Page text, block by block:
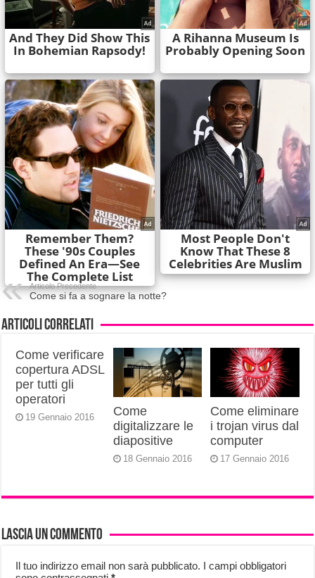
Articolo Precedente
Come si fa a sognare la notte?
Articoli correlati
Come verificare
copertura ADSL
per tutti gli
operatori
19 Gennaio 2016
Come
digitalizzare le
diapositive
18 Gennaio 2016
Come eliminare
i trojan virus dal
computer
17 Gennaio 2016
Lascia un commento
Il tuo indirizzo email non sarà pubblicato. I campi obbligatori